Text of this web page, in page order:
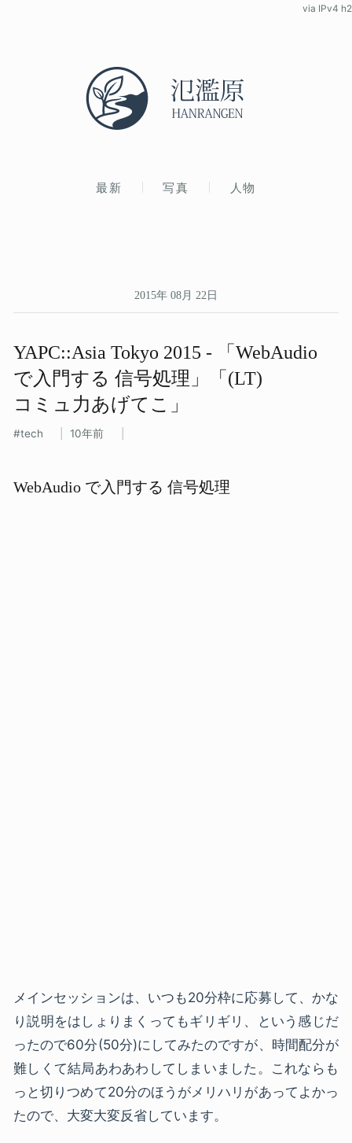
最新 写真 人物
via IPv4 h2
2015年 08月 22日
YAPC::Asia Tokyo 2015 - ​「WebAudio
で​入門する​ 信号処理」​「(LT)
コミュ力あげてこ」
tech 10年前
WebAudio で入門する 信号処理
メインセッションは、いつも20分枠に応募して、かな
り説明をはしょりまくってもギリギリ、という感じだ
ったので60分(50分)にしてみたのですが、時間配分が
難しくて結局あわあわしてしまいました。これならも
っと切りつめて20分のほうがメリハリがあってよかっ
たので、大変大変反省しています。